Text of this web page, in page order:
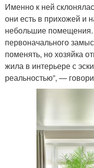
Именно к ней
они есть в прихожей и
небольшие помещения.
первоначального
поменять, но хозяйка
жила в интерьере с
реальностью”, —